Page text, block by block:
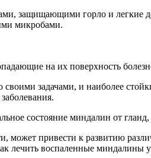
защищающими горло и легкие
микробами.
на их поверхность
задачами, и наиболее
состояние миндалин от
может привести к развитию
лечить воспаленные миндалины